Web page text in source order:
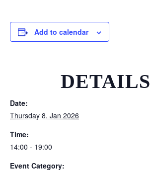
Add to calendar
DETAILS
Date:
Thursday 8. Jan 2026
Time:
14:00 - 19:00
Event Category: